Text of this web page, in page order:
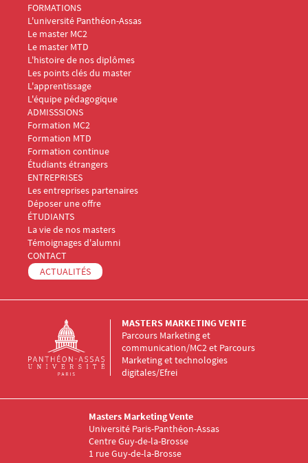
Menu Footer Masters Marketing 1
FORMATIONS
L'université Panthéon-Assas
Le master MC2
Le master MTD
L'histoire de nos diplômes
Les points clés du master
L'apprentissage
L'équipe pédagogique
Menu Footer Masters Marketing 2
ADMISSSIONS
Formation MC2
Formation MTD
Formation continue
Étudiants étrangers
Menu Footer Masters Marketing 3
ENTREPRISES
Les entreprises partenaires
Déposer une offre
Menu Footer Masters Marketing 4
ÉTUDIANTS
La vie de nos masters
Témoignages d'alumni
Menu Footer Masters Marketing 5
CONTACT
ACTUALITÉS
Parcours Marketing et
communication/MC2 et Parcours
Marketing et technologies
digitales/Efrei
MASTERS MARKETING VENTE
Masters Marketing Vente
Université Paris-Panthéon-Assas
Centre Guy-de-la-Brosse
1 rue Guy-de-la-Brosse